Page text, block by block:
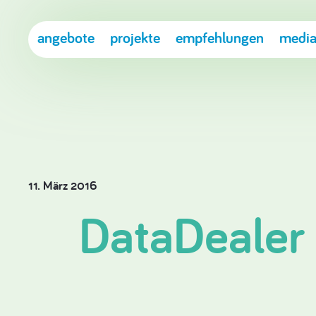
angebote projekte empfehlungen
11. März 2016
DataDealer